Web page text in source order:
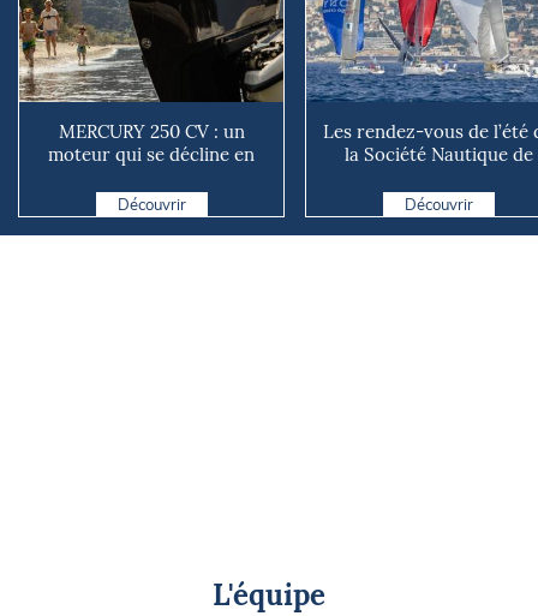
MERCURY 250 CV : un
moteur qui se décline en
Découvrir
Les rendez-vous de l’été
la Société Nautique de
Découvrir
L'équipe